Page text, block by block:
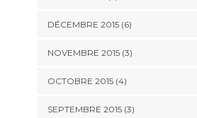
DÉCEMBRE 2015(6)
NOVEMBRE 2015(3)
OCTOBRE 2015(4)
SEPTEMBRE 2015(3)